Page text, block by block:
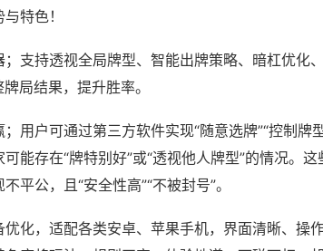
特色！
支持透视全局牌型、智能出牌策略、暗杠优化
局结果，提升胜率。
用户可通过第三方软件实现“随意选牌”“控制牌
能存在“牌特别好”或“透视他人牌型”的情况。
平公，且“安全性高”“不被封号”。
化，适配各类安卓、苹果手机，界面清晰、操